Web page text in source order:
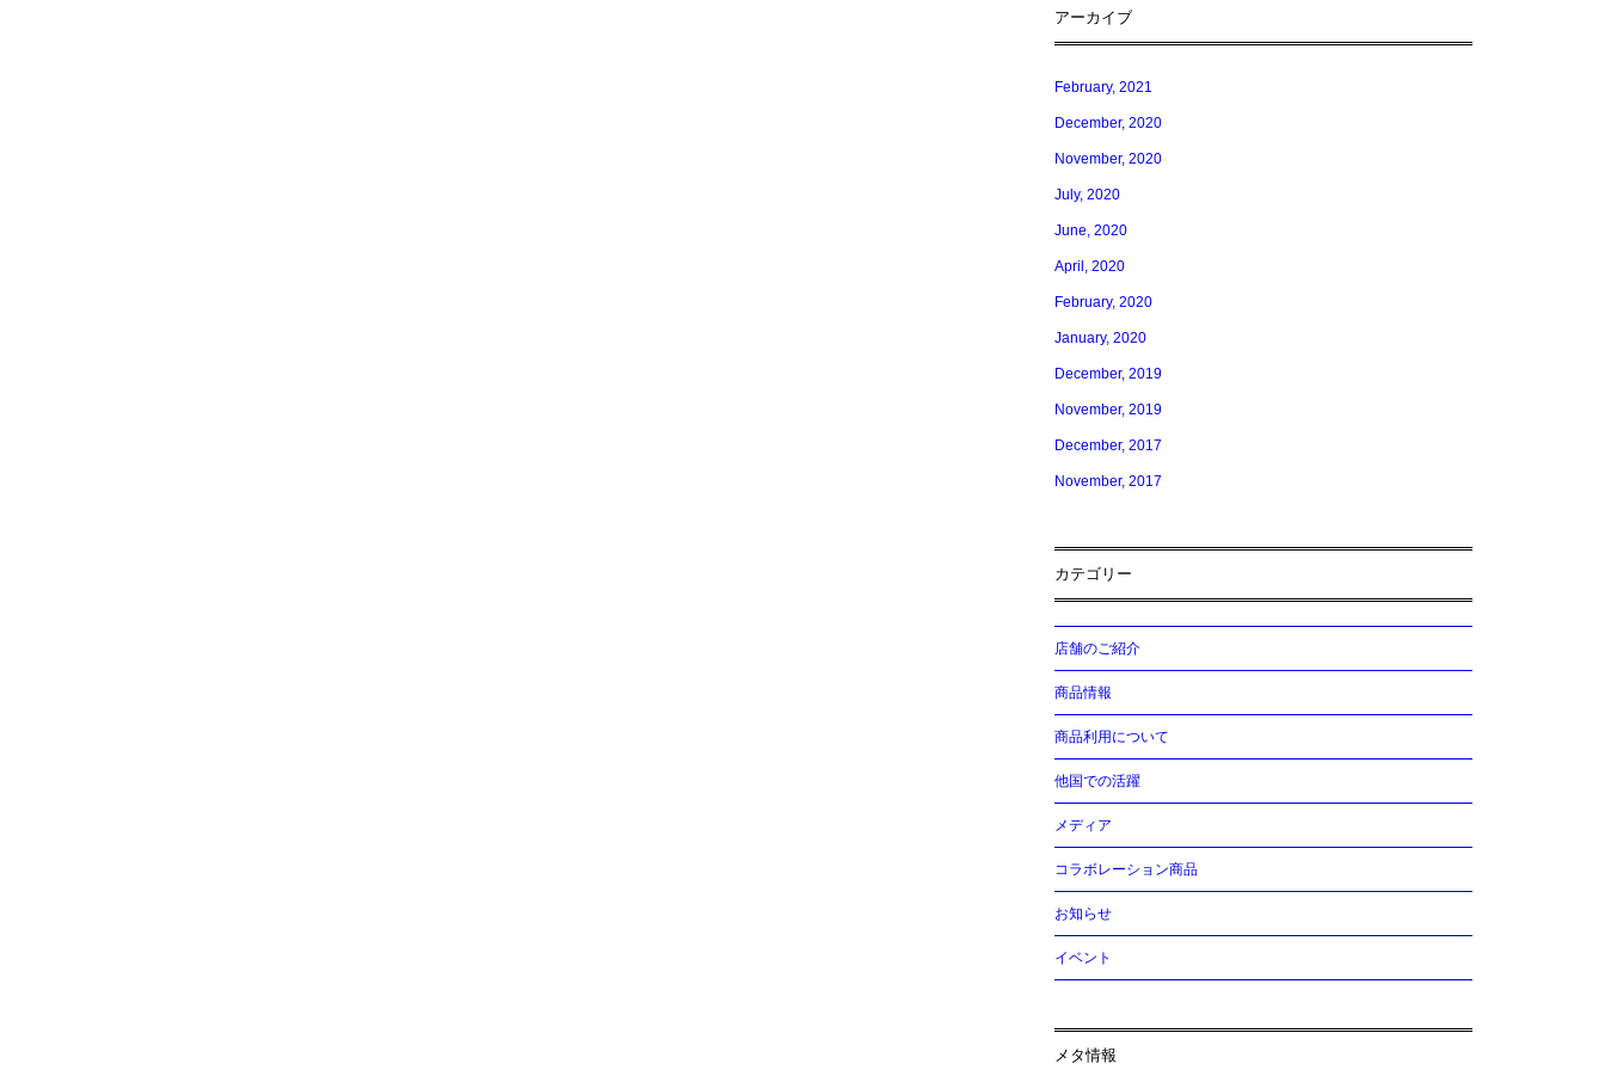
アーカイブ
February, 2021
December, 2020
November, 2020
July, 2020
June, 2020
April, 2020
February, 2020
January, 2020
December, 2019
November, 2019
December, 2017
November, 2017
カテゴリー
店舗のご紹介
商品情報
商品利用について
他国での活躍
メディア
コラボレーション商品
お知らせ
イベント
メタ情報